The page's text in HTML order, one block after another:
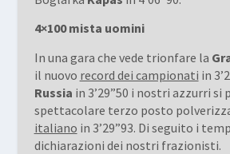
4×100 mista uomini
In una gara che vede trionfare la
il nuovo record dei campionati in
Russia in 3’29”50 i nostri azzurri si
spettacolare terzo posto
italiano in 3’29”93. Di seguito i
dichiarazioni dei nostri frazionisti.